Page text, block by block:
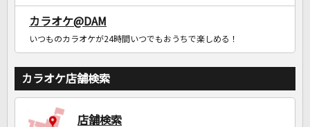
カラオケ@DAM
いつものカラオケが24時間いつでもおうちで楽しめる！
カラオケ店舗検索
店舗検索